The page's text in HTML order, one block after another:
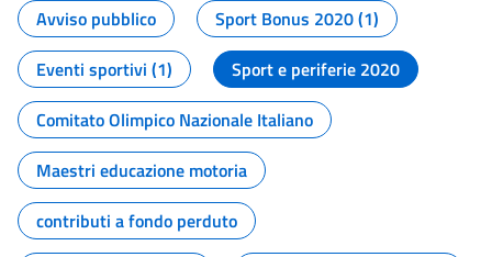
Avviso pubblico
Sport Bonus 2020 (1)
Eventi sportivi (1)
Sport e periferie 2020
Comitato Olimpico Nazionale Italiano
Maestri educazione motoria
contributi a fondo perduto